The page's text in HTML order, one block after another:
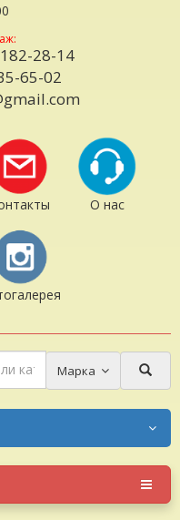
28-14
65-02
О нас
Марка